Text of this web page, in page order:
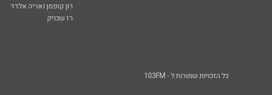
רון קופמן ואריה אלדד
רז שכניק
כל הזכויות שמורות ל - 103FM